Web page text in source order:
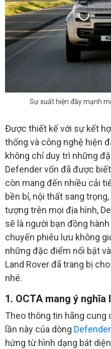
Sự xuất hiện đầy mạnh
Được thiết kế với sự kết
thống và công nghệ hiện
không chỉ duy trì những
Defender vốn đã được
còn mang đến nhiều cải
bền bỉ, nội thất sang
tượng trên mọi địa hình,
sẽ là người bạn đồng
chuyến phiêu lưu không
những đặc điểm nổi bật
Land Rover đã trang bị
nhé.
1. OCTA mang ý nghĩa
Theo thông tin hãng cung
lần này của dòng Defender
hứng từ hình dạng bát